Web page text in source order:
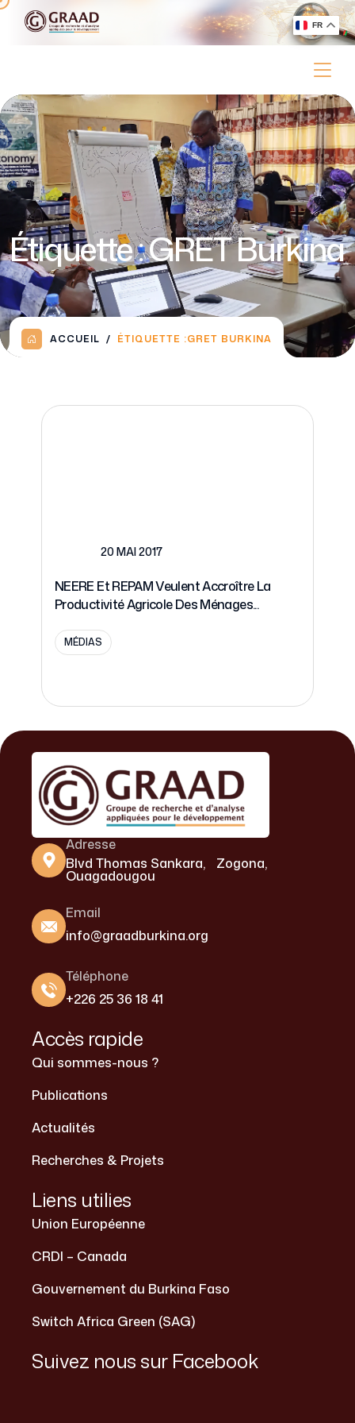
Étiquette :GRET Burkina
ACCUEIL ÉTIQUETTE :GRET BURKINA
20 MAI 2017
NEERE Et REPAM Veulent Accroître La
Productivité Agricole Des Ménages...
MÉDIAS
Adresse
Blvd Thomas Sankara, Zogona,
Ouagadougou
Email
info@graadburkina.org
Téléphone
+226 25 36 18 41
Accès rapide
Qui sommes-nous ?
Publications
Actualités
Recherches & Projets
Liens utilies
Union Européenne
CRDI – Canada
Gouvernement du Burkina Faso
Switch Africa Green (SAG)
Suivez nous sur Facebook
FR